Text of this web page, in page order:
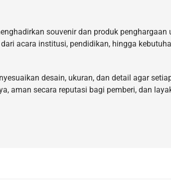
souvenir dan produk penghargaan
acara institusi, pendidikan, hingga
desain, ukuran, dan detail agar
aman secara reputasi bagi pemberi, dan